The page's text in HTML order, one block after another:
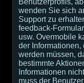
Benutzerprofils,
wenden Sie sich
Support zu
feedback-
usw. Overmobile
der
werden müssen,
bestimmte
Informationen
muss der